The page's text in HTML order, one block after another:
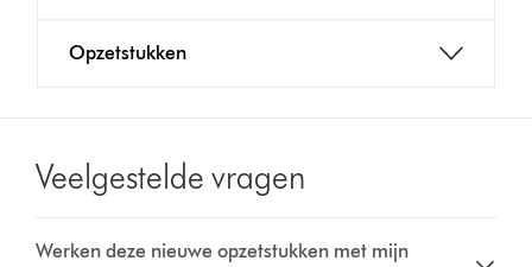
Opzetstukken
Veelgestelde vragen
Werken deze nieuwe opzetstukken met mijn